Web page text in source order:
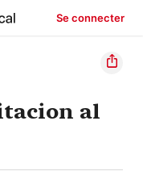
Se connecter
al